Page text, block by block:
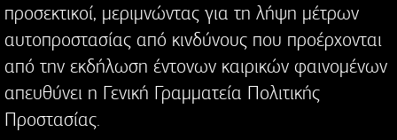
προσεκτικοί, μεριμνώντας για τη λήψη μέτρων
αυτοπροστασίας από κινδύνους που προέρχονται
από την εκδήλωση έντονων καιρικών φαινομένων
απευθύνει η Γενική Γραμματεία Πολιτικής
Προστασίας.